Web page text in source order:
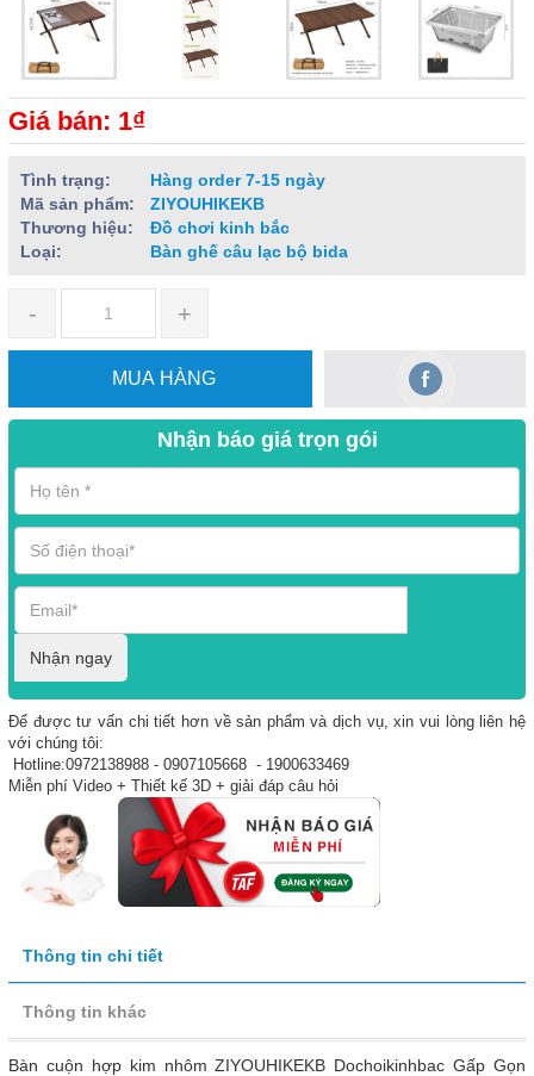
Giá bán: 1₫
Tình trạng:
Hàng order 7-15 ngày
Mã sản phẩm:
ZIYOUHIKEKB
Thương hiệu:
Đồ chơi kinh bắc
Loại:
Bàn ghế câu lạc bộ bida
- +
MUA HÀNG
Nhận báo giá trọn gói
Nhận ngay
Để được tư vấn chi tiết hơn về sản phẩm và dịch vụ, xin vui lòng liên hệ
với chúng tôi:
Hotline:0972138988 - 0907105668 - 1900633469
Miễn phí Video + Thiết kế 3D + giải đáp câu hỏi
Thông tin chi tiết
Thông tin khác
Bàn cuộn hợp kim nhôm ZIYOUHIKEKB Dochoikinhbac Gấp Gọn